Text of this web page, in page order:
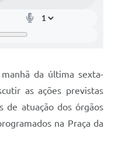
da última sexta-
as ações previstas
de atuação dos órgãos
na Praça da